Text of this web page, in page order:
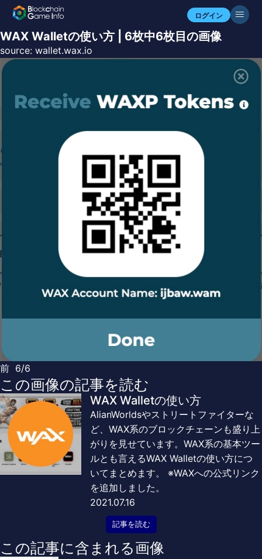
ログイン
WAX Walletの使い方 | 6枚中6枚目の画像
source: wallet.wax.io
前 6/6
この画像の記事を読む
WAX Walletの使い方
AlianWorldsやストリートファイターな
ど、WAX系のブロックチェーンも盛り上
がりを見せています。WAX系の基本ツー
ルとも言えるWAX Walletの使い方につ
いてまとめます。 ※WAXへの公式リンク
を追加しました。
2021.07.16
記事を読む
この記事に含まれる画像